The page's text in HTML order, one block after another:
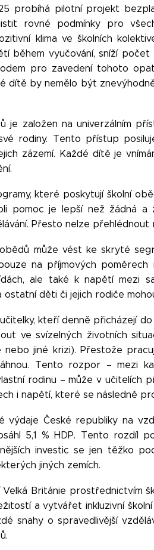
probíhá pilotní projekt
rovné podmínky pro
klima ve školních
během vyučování, sníží
pro zavedení tohoto
dítě by nemělo být
je založen na univerzálním
rodiny. Tento přístup
zázemí. Každé dítě je
které poskytují školní
pomoc je lepší než žádná
Přesto nelze přehlédnout
může vést ke skryté
na příjmových
ale také k napětí mezi
ostatní děti či jejich rodiče
kteří denně přicházejí
ve svízelných životních
nebo jiné krizi). Přestože
Tento rozpor – mezi
rodinu – může v učitelích
i napětí, které se následně
výdaje České republiky na
5,1 % HDP. Tento rozdíl
investic se jen těžko
jiných zemích.
Británie prostřednictvím
a vytvářet inkluzivní
snahy o spravedlivější